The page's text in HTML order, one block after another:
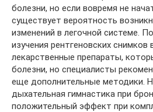
болезни, но если вовремя не
существует вероятность
изменений в легочной системе.
изучения рентгеновских снимков
лекарственные препараты,
болезни, но специалисты
еще дополнительные методики.
дыхательная гимнастика при
положительный эффект при